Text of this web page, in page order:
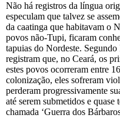
Não há registros da língua
especulam que talvez se
da caatinga que habitavam o
povos não-Tupi, ficaram
tapuias do Nordeste.
registram que, no Ceará, os
estes povos ocorreram entre
colonização, eles sofreram
perderam progressivamente
até serem submetidos e
chamada ‘Guerra dos